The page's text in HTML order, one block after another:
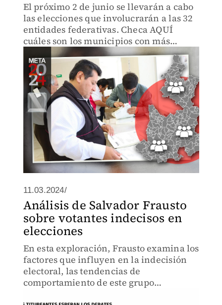
El próximo 2 de junio se llevarán a cabo
las elecciones que involucrarán a las 32
entidades federativas. Checa AQUÍ
cuáles son los municipios con más
votantes en Puebla.
11.03.2024/
Análisis de Salvador Frausto
sobre votantes indecisos en
elecciones
En esta exploración, Frausto examina los
factores que influyen en la indecisión
electoral, las tendencias de
comportamiento de este grupo